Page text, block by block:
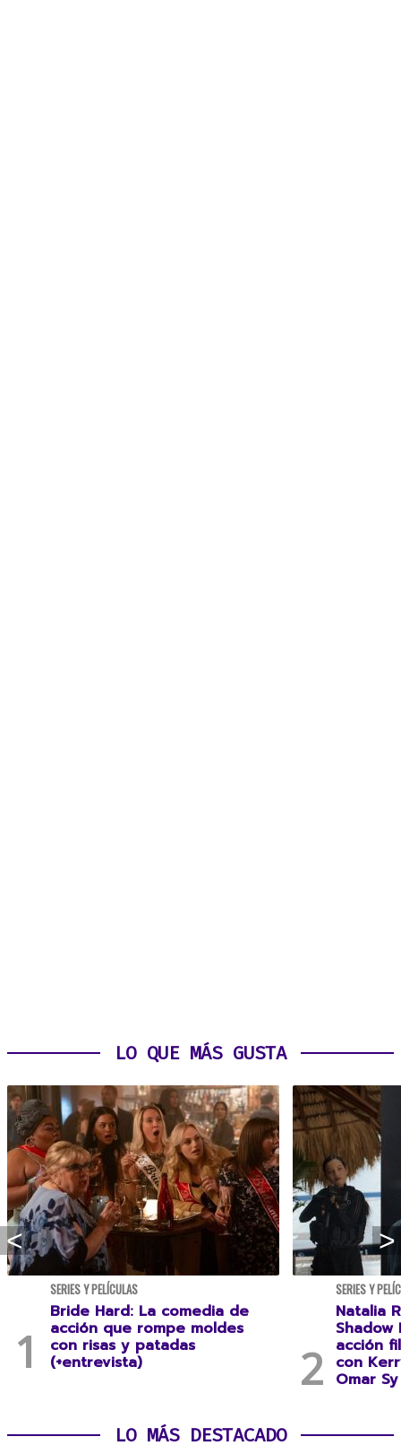
LO QUE MÁS GUSTA
SERIES Y PELÍCULAS
Bride Hard: La comedia de
acción que rompe moldes
con risas y patadas
(+entrevista)
SERIES Y
Natalia
acción
con
Omar
LO MÁS DESTACADO